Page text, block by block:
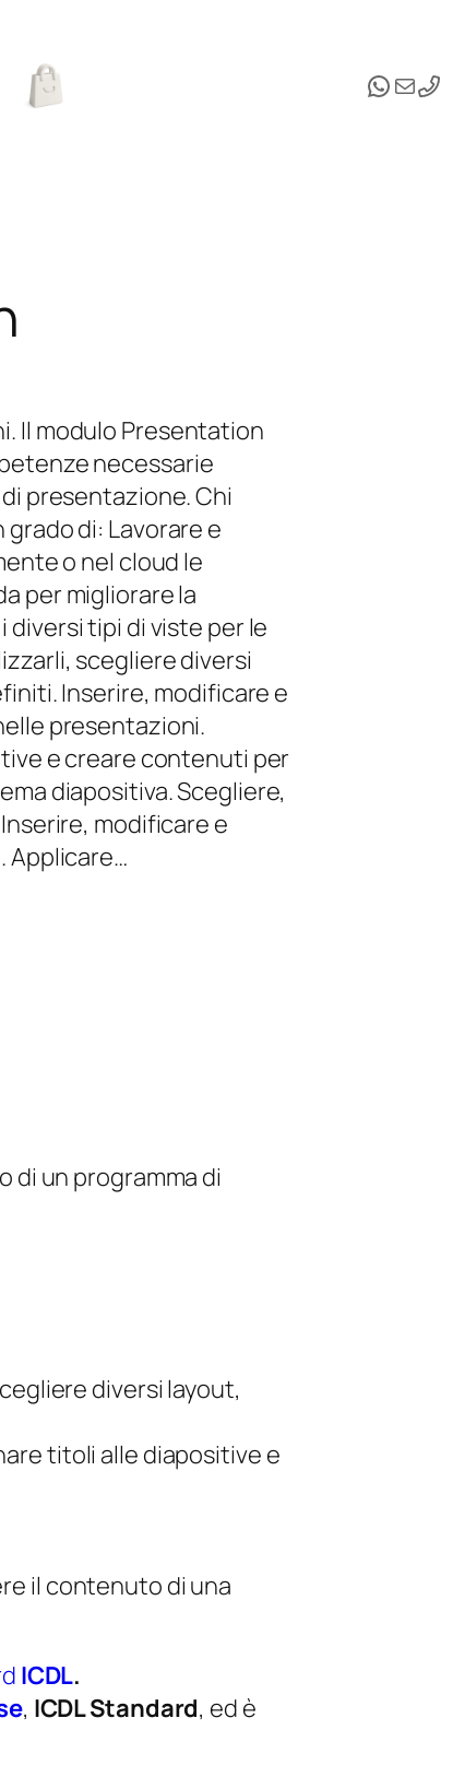
Email
Il modulo Presentation
necessarie
presentazione. Chi
grado di: Lavorare e
o nel cloud le
per migliorare la
tipi di viste per le
scegliere diversi
Inserire, modificare e
presentazioni.
e creare contenuti per
diapositiva. Scegliere,
modificare e
Applicare…
di un programma di
diversi layout,
titoli alle diapositive e
il contenuto di una
ICDL.
, ICDL Standard, ed è